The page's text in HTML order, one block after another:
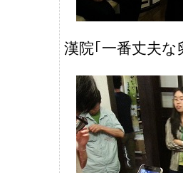
漢院｢一番丈夫な